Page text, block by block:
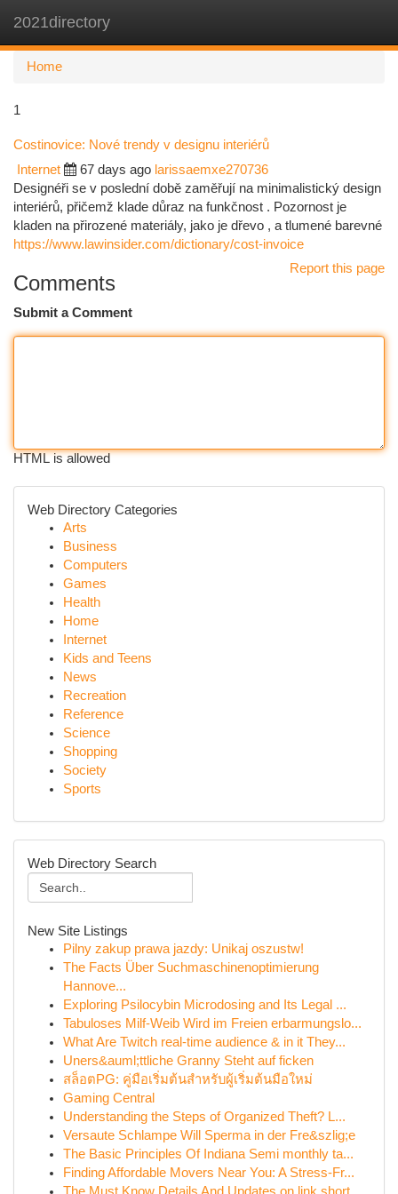
2021directory
Home
1
Costinovice: Nové trendy v designu interiérů
Internet 67 days ago larissaemxe270736
Designéři se v poslední době zaměřují na minimalistický design
interiérů, přičemž klade důraz na funkčnost . Pozornost je
kladen na přirozené materiály, jako je dřevo , a tlumené barevné
https://www.lawinsider.com/dictionary/cost-invoice
Report this page
Comments
Submit a Comment
HTML is allowed
Web Directory Categories
Arts
Business
Computers
Games
Health
Home
Internet
Kids and Teens
News
Recreation
Reference
Science
Shopping
Society
Sports
Web Directory Search
New Site Listings
Pilny zakup prawa jazdy: Unikaj oszustw!
The Facts Über Suchmaschinenoptimierung
Hannove...
Exploring Psilocybin Microdosing and Its Legal ...
Tabuloses Milf-Weib Wird im Freien erbarmungslo...
What Are Twitch real-time audience & in it They...
Uners&auml;ttliche Granny Steht auf ficken
สล็อตPG: คู่มือเริ่มต้นสำหรับผู้เริ่มต้นมือใหม่
Gaming Central
Understanding the Steps of Organized Theft? L...
Versaute Schlampe Will Sperma in der Fre&szlig;e
The Basic Principles Of Indiana Semi monthly ta...
Finding Affordable Movers Near You: A Stress-Fr...